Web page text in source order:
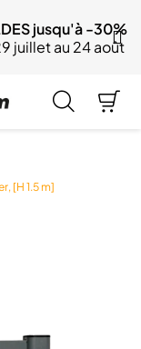
-30%
août
[H 1.5 m]